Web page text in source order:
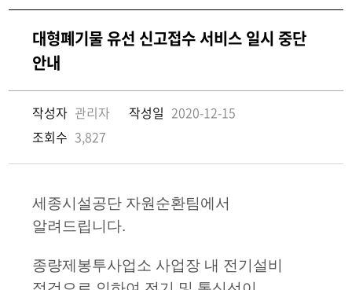
대형폐기물 유선 신고접수 서비스 일시 중단
안내
작성자 관리자 작성일 2020-12-15
조회수 3,827
세종시설공단 자원순환팀에서
알려드립니다.
종량제봉투사업소 사업장 내 전기설비